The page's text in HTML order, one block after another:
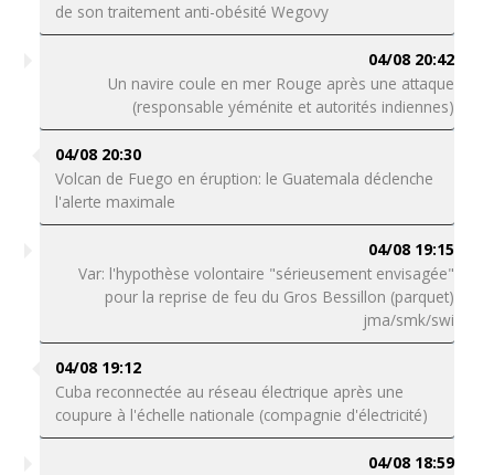
de son traitement anti-obésité Wegovy
04/08 20:42
Un navire coule en mer Rouge après une attaque
(responsable yéménite et autorités indiennes)
04/08 20:30
Volcan de Fuego en éruption: le Guatemala déclenche
l'alerte maximale
04/08 19:15
Var: l'hypothèse volontaire "sérieusement envisagée"
pour la reprise de feu du Gros Bessillon (parquet)
jma/smk/swi
04/08 19:12
Cuba reconnectée au réseau électrique après une
coupure à l'échelle nationale (compagnie d'électricité)
04/08 18:59